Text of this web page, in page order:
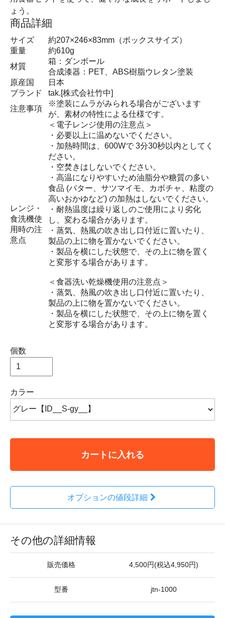
ょう。
商品詳細
サイズ
約207×246×83mm（ボックスサイズ）
重量
約610g
材質
箱：ダンボール
合成漆器：PET、ABS樹脂ウレタン塗装
原産国
日本
ブランド
tak.[株式会社竹中]
注意事項
※塗装にムラがみられる場合がございます
が、素材の特性による仕様です。
レンジ・
食洗機使
用時の注
意点
＜電子レンジ使用の注意点＞
・必要以上に温めないでください。
・加熱時間は、600Wで 3分30秒以内としてく
ださい。
・空焚きはしないでください。
・高温になりやすいため油脂分や糖質の多い
食品 (バター、サツマイモ、カボチャ、粘度の
高いおかゆなど) の加熱はしないでください。
・耐熱温度は繰り返しのご使用により劣化
し、変わる場合があります。
・蒸気、熱風の吹き出し口付近に置いたり、
製品の上に物を置かないでください。
・製品を横にした状態で、その上に物を置く
と変形する場合があります。
＜食器洗い乾燥機使用の注意点＞
・蒸気、熱風の吹き出し口付近に置いたり、
製品の上に物を置かないでください。
・製品を横にした状態で、その上に物を置く
と変形する場合があります。
個数
カラー
カートに入れる
オプションの値段詳細
その他の詳細情報
販売価格 4,500円(税込4,950円)
型番 jtn-1000